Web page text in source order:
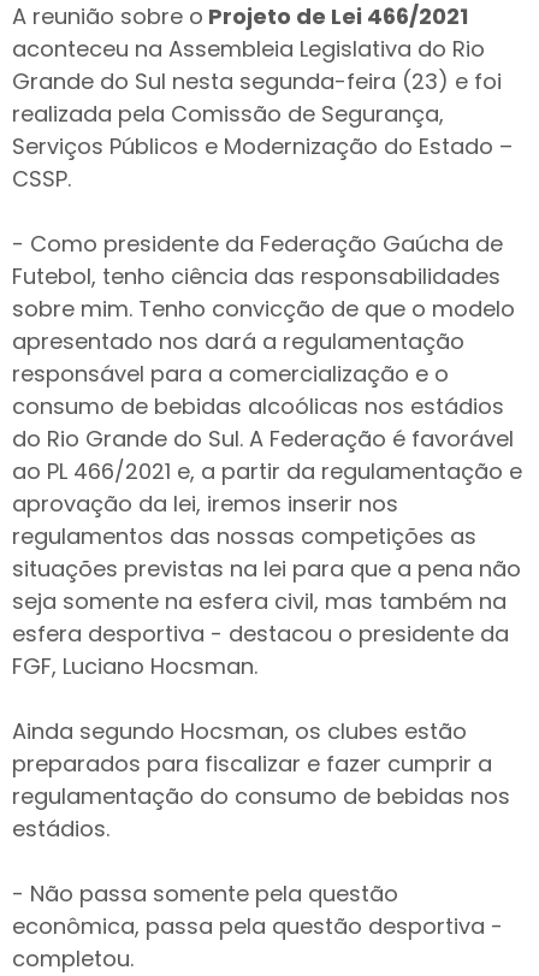
A reunião sobre o Projeto de Lei 466/2021
aconteceu na Assembleia Legislativa do Rio
Grande do Sul nesta segunda-feira (23) e foi
realizada pela Comissão de Segurança,
Serviços Públicos e Modernização do Estado –
CSSP.
- Como presidente da Federação Gaúcha de
Futebol, tenho ciência das responsabilidades
sobre mim. Tenho convicção de que o modelo
apresentado nos dará a regulamentação
responsável para a comercialização e o
consumo de bebidas alcoólicas nos estádios
do Rio Grande do Sul. A Federação é favorável
ao PL 466/2021 e, a partir da regulamentação e
aprovação da lei, iremos inserir nos
regulamentos das nossas competições as
situações previstas na lei para que a pena não
seja somente na esfera civil, mas também na
esfera desportiva - destacou o presidente da
FGF, Luciano Hocsman.
Ainda segundo Hocsman, os clubes estão
preparados para fiscalizar e fazer cumprir a
regulamentação do consumo de bebidas nos
estádios.
- Não passa somente pela questão
econômica, passa pela questão desportiva -
completou.